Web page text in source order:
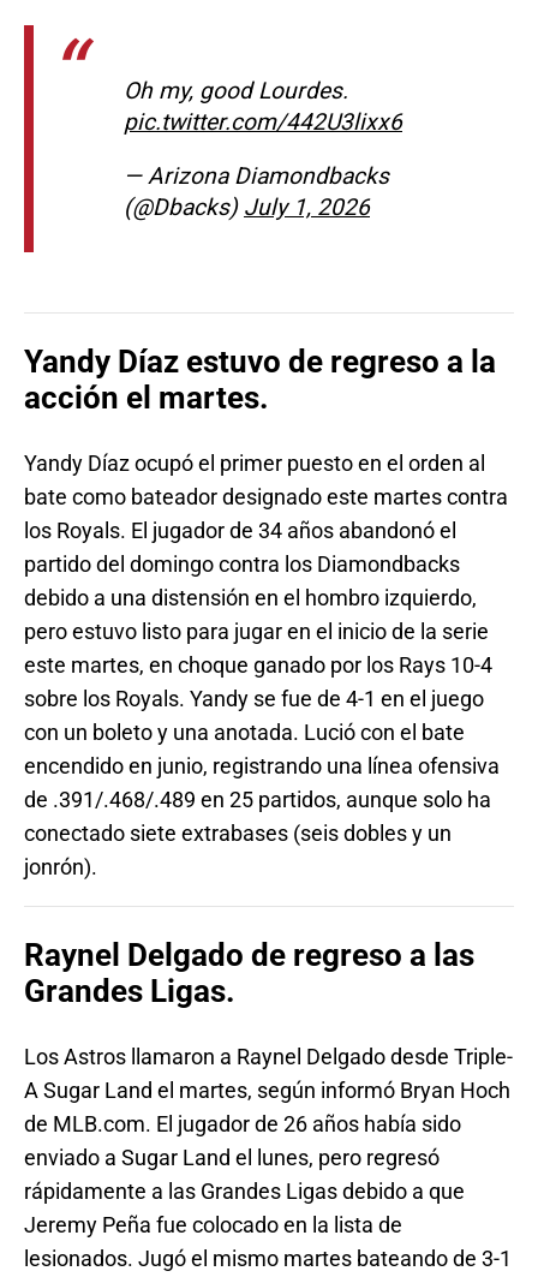
Oh my, good Lourdes.
pic.twitter.com/442U3lixx6
— Arizona Diamondbacks
(@Dbacks) July 1, 2026
Yandy Díaz estuvo de regreso a la
acción el martes.
Yandy Díaz ocupó el primer puesto en el orden al
bate como bateador designado este martes contra
los Royals. El jugador de 34 años abandonó el
partido del domingo contra los Diamondbacks
debido a una distensión en el hombro izquierdo,
pero estuvo listo para jugar en el inicio de la serie
este martes, en choque ganado por los Rays 10-4
sobre los Royals. Yandy se fue de 4-1 en el juego
con un boleto y una anotada. Lució con el bate
encendido en junio, registrando una línea ofensiva
de .391/.468/.489 en 25 partidos, aunque solo ha
conectado siete extrabases (seis dobles y un
jonrón).
Raynel Delgado de regreso a las
Grandes Ligas.
Los Astros llamaron a Raynel Delgado desde Triple-
A Sugar Land el martes, según informó Bryan Hoch
de MLB.com. El jugador de 26 años había sido
enviado a Sugar Land el lunes, pero regresó
rápidamente a las Grandes Ligas debido a que
Jeremy Peña fue colocado en la lista de
lesionados. Jugó el mismo martes bateando de 3-1